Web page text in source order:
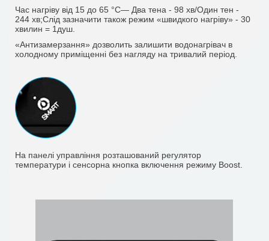
Час нагріву від 15 до 65 °С— Два тена - 98 хв/Один тен -
244 хв;Слід зазначити також режим «швидкого нагріву» - 30
хвилин = 1душ.
«Антизамерзання» дозволить залишити водонагрівач в
холодному приміщенні без нагляду на тривалий період.
На панелі управління розташований регулятор
температури і сенсорна кнопка включення режиму Boost.